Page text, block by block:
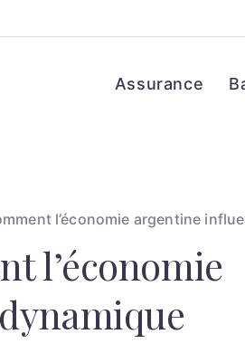
Assurance
l’économie argentine
l’économie